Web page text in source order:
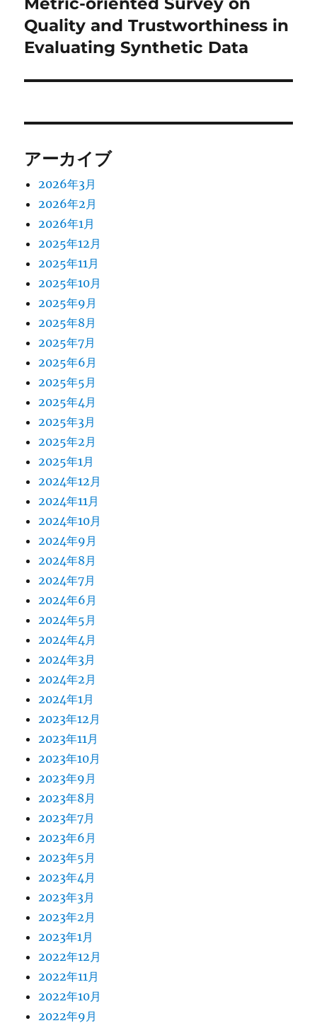
ン
投
稿:
Quality and Trustworthiness in
Evaluating Synthetic Data
アーカイブ
2026年3月
2026年2月
2026年1月
2025年12月
2025年11月
2025年10月
2025年9月
2025年8月
2025年7月
2025年6月
2025年5月
2025年4月
2025年3月
2025年2月
2025年1月
2024年12月
2024年11月
2024年10月
2024年9月
2024年8月
2024年7月
2024年6月
2024年5月
2024年4月
2024年3月
2024年2月
2024年1月
2023年12月
2023年11月
2023年10月
2023年9月
2023年8月
2023年7月
2023年6月
2023年5月
2023年4月
2023年3月
2023年2月
2023年1月
2022年12月
2022年11月
2022年10月
2022年9月